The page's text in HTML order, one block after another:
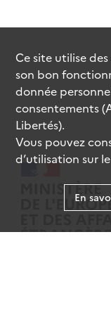
Ce site utilise des
son bon
donnée
consentements
Libertés).
Vous pouvez
d’utilisation sur
En